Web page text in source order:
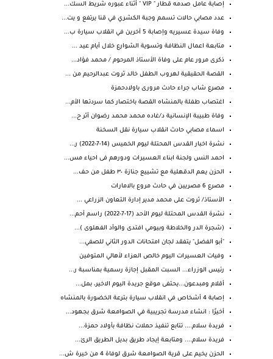
إصابة عامل صدمه قطار " VIP " أثناء عبوره شريط السك...
عدد مصابي حالات تسمم وجبة الكشري في قنا يرتفع و يت...
وفاة سيدة عسيريه وإصابة 5 آخرين في انقلاب سيارة ب...
متابعة اعمال النظافة وتسوية الشوارع خلال أيام عيد ...
ذكرى مرور عام على وفاة الأستاذ المرحوم / محمد فؤاد...
القصة الحقيقية لهروب الطفل خالد ثروت عبدالرحيم من ...
مصرع شاب جراء حادث مرورى باولادحمزة
اغتصاب طفلة بالمنشاه القصة باختصار كما سردتها الأم...
وفاة طبيبة الإنسانية د/غاده محمد محمد رضوان أثر ح...
اسماء مصابي حادث انقلاب سيارة نقل السخنة
نشرة اخبار القدس المحتلة ليوم الخميس (14-7-2022) ر...
احمد النس ولجنة ابناء العسيرات ودورهم فى احياء مس...
الحزن يعم ⁧‫الدقهلية‬⁩ مع تشييع جنازة ٣٠ طفل من حف...
مصرع 6 مصريين في حادث مروع بالامارات
الأستاذ/ ثروت على محمد مدير إدارة التعاون الزراعي ...
نشرة القدس المحتلة ليوم الأحد (17-7-2022) راسم أحم...
(شجرة الدر والخلاطة وبيومي افتدى والوأد الفهلوى )...
"أبو الفضل" يتفقد لجان امتحانات الدور الثاني للصفي...
وفيات العسيرات اليوم خالص العزاء لأهالي المتوفين
رئيس الوزراء... السبت المقبل إجازة رسمية بمناسبة ر...
أقلام ومبدعون...يحتفى موقع جريدة اليوم الاخير، بمل...
إصابة 4 أشخاص في انقلاب سيارة بترعة الخضورة بالمنشاه
أخيرًا : انشاء مدرسة تجريبية في الصوامعة شرق بجهود...
فريدة سلام.... تتابع تنفيذ حملات نظافة بأولاد حمزة...
فريدة سلام.... ومتابعة إيجاد طريق بديل الطريق الرئ...
الحزن يخيم على قرية الصوامعة شرق لوفاة 4 من خيرة ش...